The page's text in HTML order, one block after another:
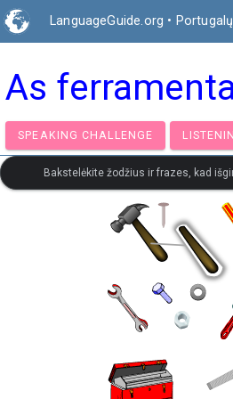
LanguageGuide.org •
As
SPEAKING CHALLENGE
Bakstelėkite žodžius ir frazes, kad